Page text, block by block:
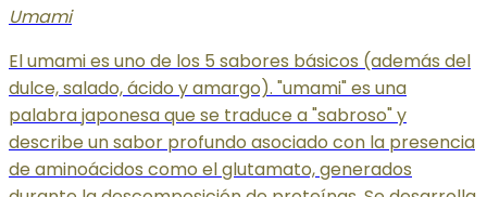
Umami
El umami es uno de los 5 sabores básicos (además del
dulce, salado, ácido y amargo). "umami" es una
palabra japonesa que se traduce a "sabroso" y
describe un sabor profundo asociado con la presencia
de aminoácidos como el glutamato, generados